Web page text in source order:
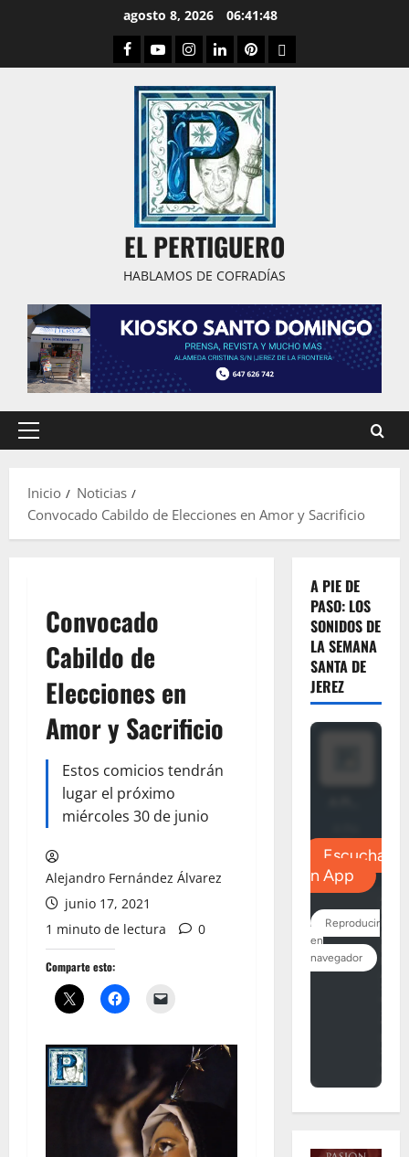
agosto 8, 2026 06:41:49
Facebook
YoutubeInstagram
LinkedPinterestDribbble
EL PERTIGUERO
HABLAMOS DE COFRADÍAS
Menú
Inicio
Noticias
Convocado Cabildo de Elecciones en Amor y Sacrificio
Convocado
Cabildo de
Elecciones en
Amor y Sacrificio
Estos comicios tendrán
lugar el próximo
miércoles 30 de junio
Alejandro Fernández Álvarez
junio 17, 2021
1 minuto de lectura
0
Comparte esto:
A PIE DE
PASO: LOS
SONIDOS DE
LA SEMANA
SANTA DE
JEREZ